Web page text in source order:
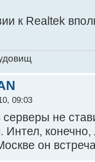
к Realtek
09:03
не
Интел,
он